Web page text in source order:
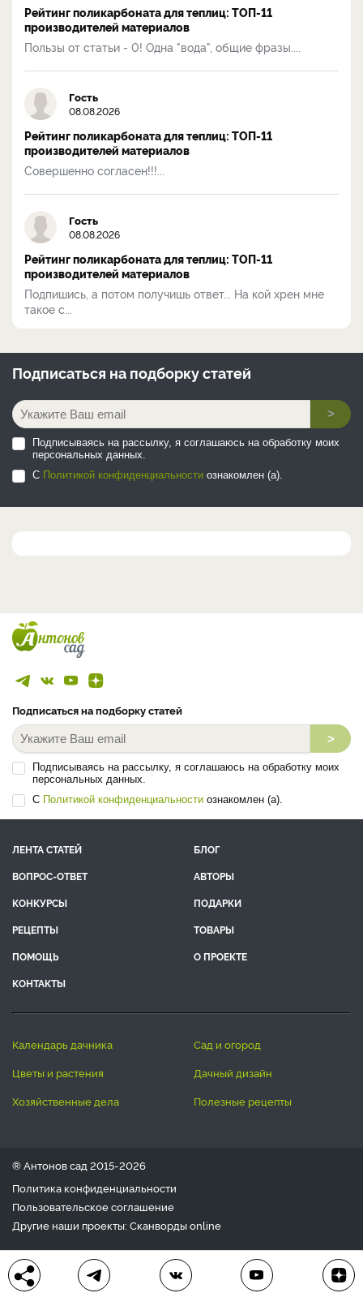
Рейтинг поликарбоната для теплиц: ТОП-11
производителей материалов
Пользы от статьи - 0! Одна "вода", общие фразы....
Гость
08.08.2026
Рейтинг поликарбоната для теплиц: ТОП-11
производителей материалов
Совершенно согласен!!!...
Гость
08.08.2026
Рейтинг поликарбоната для теплиц: ТОП-11
производителей материалов
Подпишись, а потом получишь ответ... На кой хрен мне
такое с...
Подписаться на подборку статей
>
Подписываясь на рассылку, я соглашаюсь на обработку моих
персональных данных.
С Политикой конфиденциальности ознакомлен (а).
Подписаться на подборку статей
>
Подписываясь на рассылку, я соглашаюсь на обработку моих
персональных данных.
С Политикой конфиденциальности ознакомлен (а).
ЛЕНТА СТАТЕЙ
БЛОГ
ВОПРОС-ОТВЕТ
АВТОРЫ
КОНКУРСЫ
ПОДАРКИ
РЕЦЕПТЫ
ТОВАРЫ
ПОМОЩЬ
О ПРОЕКТЕ
КОНТАКТЫ
календарь дачника
сад и огород
цветы и растения
дачный дизайн
хозяйственные дела
полезные рецепты
® Антонов сад 2015-2026
Политика конфиденциальности
Пользовательское соглашение
Другие наши проекты: Сканвордыonline
Любое использование материала допускается только с
письменного согласия редакции